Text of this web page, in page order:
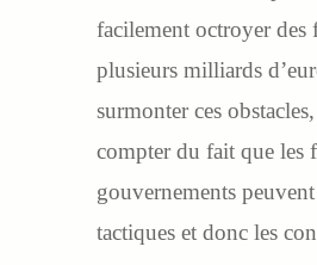
facilement octroyer des
plusieurs milliards
surmonter ces obstacles,
compter du fait que les
gouvernements
tactiques et donc les